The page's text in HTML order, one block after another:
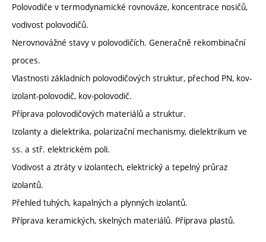
Polovodiče v termodynamické rovnováze, koncentrace nosičů,
vodivost polovodičů.
Nerovnovážné stavy v polovodičích. Generačně rekombinační
proces.
Vlastnosti základních polovodičových struktur, přechod PN, kov-
izolant-polovodič, kov-polovodič.
Příprava polovodičových materiálů a struktur.
Izolanty a dielektrika, polarizační mechanismy, dielektrikum ve
ss. a stř. elektrickém poli.
Vodivost a ztráty v izolantech, elektrický a tepelný průraz
izolantů.
Přehled tuhých, kapalných a plynných izolantů.
Příprava keramických, skelných materiálů. Příprava plastů.